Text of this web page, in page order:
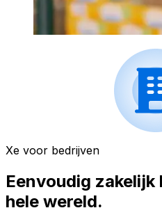
Xe voor bedrijven
Eenvoudig
hele wereld.